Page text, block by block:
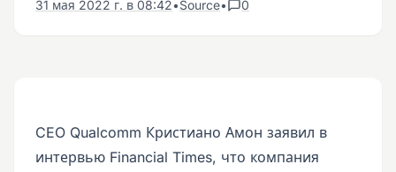
31 мая 2022 г. в 08:42•Source• 0
CEO Qualcomm Кристиано Амон заявил в
интервью Financial Times, что компания